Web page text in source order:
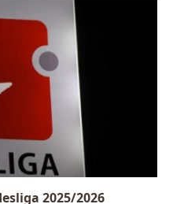
2025/2026